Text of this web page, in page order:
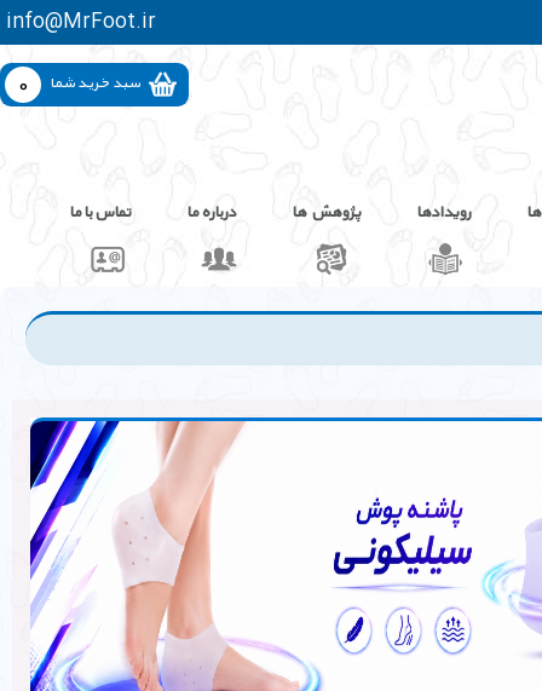
info@MrFoot.ir
0
سبد خرید شما
رویدادها پژوهش ها درباره ما تماس با ما